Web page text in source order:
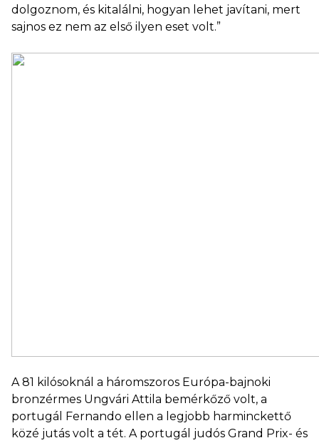
dolgoznom, és kitalálni, hogyan lehet javítani, mert
sajnos ez nem az első ilyen eset volt.”
A 81 kilósoknál a háromszoros Európa-bajnoki
bronzérmes Ungvári Attila bemérkőző volt, a
portugál Fernando ellen a legjobb harminckettő
közé jutás volt a tét. A portugál judós Grand Prix- és